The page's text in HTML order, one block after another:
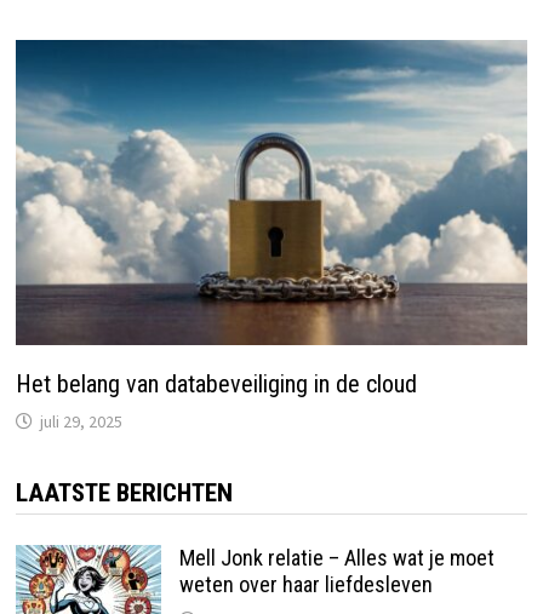
Het belang van databeveiliging in de cloud
juli 29, 2025
LAATSTE BERICHTEN
Mell Jonk relatie – Alles wat je moet
weten over haar liefdesleven